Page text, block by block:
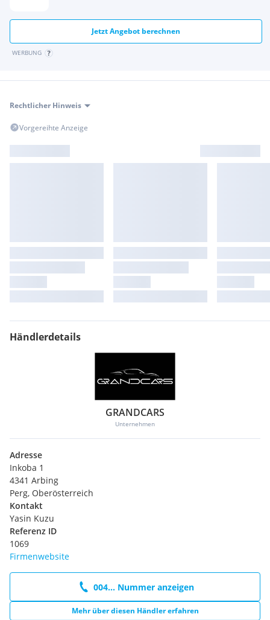
Jetzt Angebot berechnen
WERBUNG
Rechtlicher Hinweis
Vorgereihte Anzeige
Händlerdetails
GRANDCARS
Unternehmen
Adresse
Inkoba 1
4341 Arbing
Perg, Oberösterreich
Kontakt
Yasin Kuzu
Referenz ID
1069
Firmenwebsite
004... Nummer anzeigen
Mehr über diesen Händler erfahren